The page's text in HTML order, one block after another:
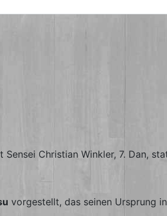
Christian Winkler, 7. Dan,
vorgestellt, das seinen Ursprung